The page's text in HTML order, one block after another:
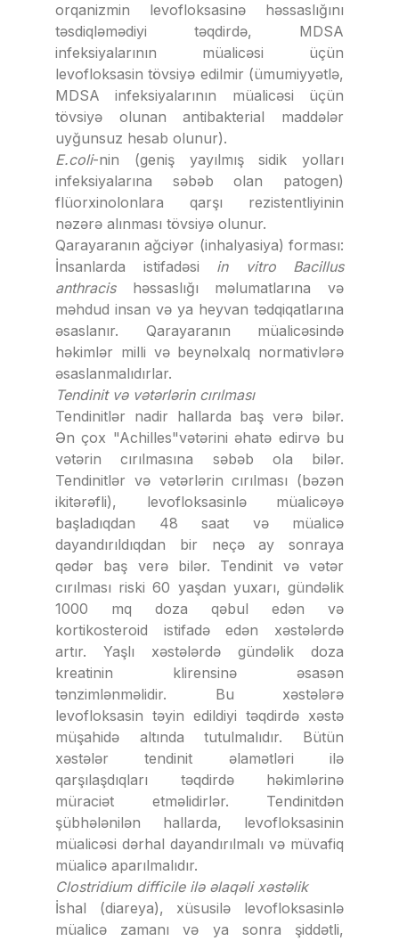
orqanizmin levofloksasinə həssaslığını
təsdiqləmədiyi təqdirdə, MDSA
infeksiyalarının müalicəsi üçün
levofloksasin tövsiyə edilmir (ümumiyyətlə,
MDSA infeksiyalarının müalicəsi üçün
tövsiyə olunan antibakterial maddələr
uyğunsuz hesab olunur).
E.coli-nin (geniş yayılmış sidik yolları
infeksiyalarına səbəb olan patogen)
flüorxinolonlara qarşı rezistentliyinin
nəzərə alınması tövsiyə olunur.
Qarayaranın ağciyər (inhalyasiya) forması:
İnsanlarda istifadəsi in vitro
Bacillus
anthracishəssaslığı məlumatlarına və
məhdud insan və ya heyvan tədqiqatlarına
əsaslanır. Qarayaranın müalicəsində
həkimlər milli və beynəlxalq normativlərə
əsaslanmalıdırlar.
Tendinit və vətərlərin cırılması
Tendinitlər nadir hallarda baş verə bilər.
Ən çox "Achilles"vətərini əhatə edirvə bu
vətərin cırılmasına səbəb ola bilər.
Tendinitlər və vətərlərin cırılması (bəzən
ikitərəfli), levofloksasinlə müalicəyə
başladıqdan 48 saat və müalicə
dayandırıldıqdan bir neçə ay sonraya
qədər baş verə bilər. Tendinit və vətər
cırılması riski 60 yaşdan yuxarı, gündəlik
1000 mq doza qəbul edən və
kortikosteroid istifadə edən xəstələrdə
artır. Yaşlı xəstələrdə gündəlik doza
kreatinin klirensinə əsasən
tənzimlənməlidir. Bu xəstələrə
levofloksasin təyin edildiyi təqdirdə xəstə
müşahidə altında tutulmalıdır. Bütün
xəstələr tendinit əlamətləri ilə
qarşılaşdıqları təqdirdə həkimlərinə
müraciət etməlidirlər. Tendinitdən
şübhələnilən hallarda, levofloksasinin
müalicəsi dərhal dayandırılmalı və müvafiq
müalicə aparılmalıdır.
Clostridium difficile ilə əlaqəli xəstəlik
İshal (diareya), xüsusilə levofloksasinlə
müalicə zamanı və ya sonra şiddətli,